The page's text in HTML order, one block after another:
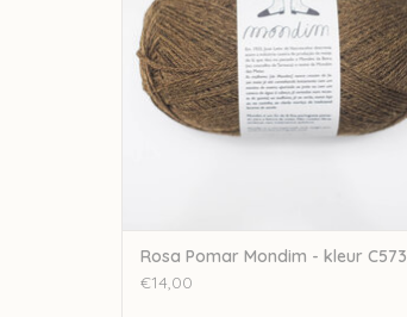
Rosa Pomar Mondim - kleur C573
€14,00